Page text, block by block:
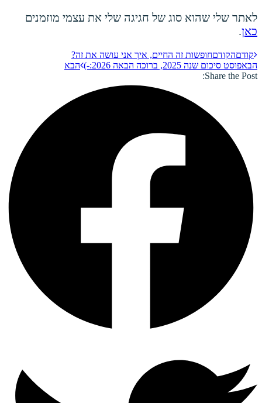
לאתר שלי שהוא סוג של חגיגה שלי את עצמי מוזמנים
כאן.
קודםהקודםחופשות זה החיים, איך אני עושה את זה?
הבאפוסט סיכום שנה 2025, ברוכה הבאה 2026:-)
הבא
Share the Post: